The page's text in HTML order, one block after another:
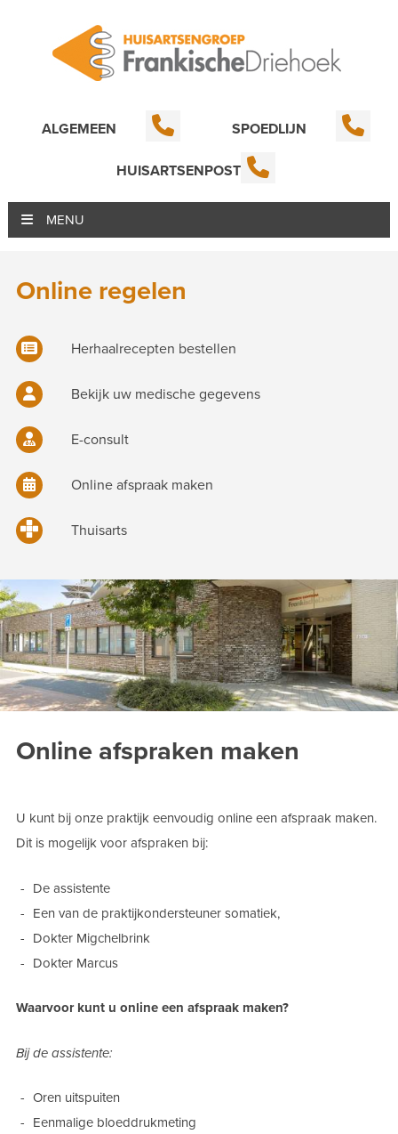
ALGEMEEN SPOEDLIJN
HUISARTSENPOST
MENU
Online regelen
Herhaalrecepten bestellen
Bekijk uw medische gegevens
E-consult
Online afspraak maken
Thuisarts
Online afspraken maken
U kunt bij onze praktijk eenvoudig online een afspraak maken.
Dit is mogelijk voor afspraken bij:
De assistente
Een van de praktijkondersteuner somatiek,
Dokter Migchelbrink
Dokter Marcus
Waarvoor kunt u online een afspraak maken?
Bij de assistente:
Oren uitspuiten
Eenmalige bloeddrukmeting